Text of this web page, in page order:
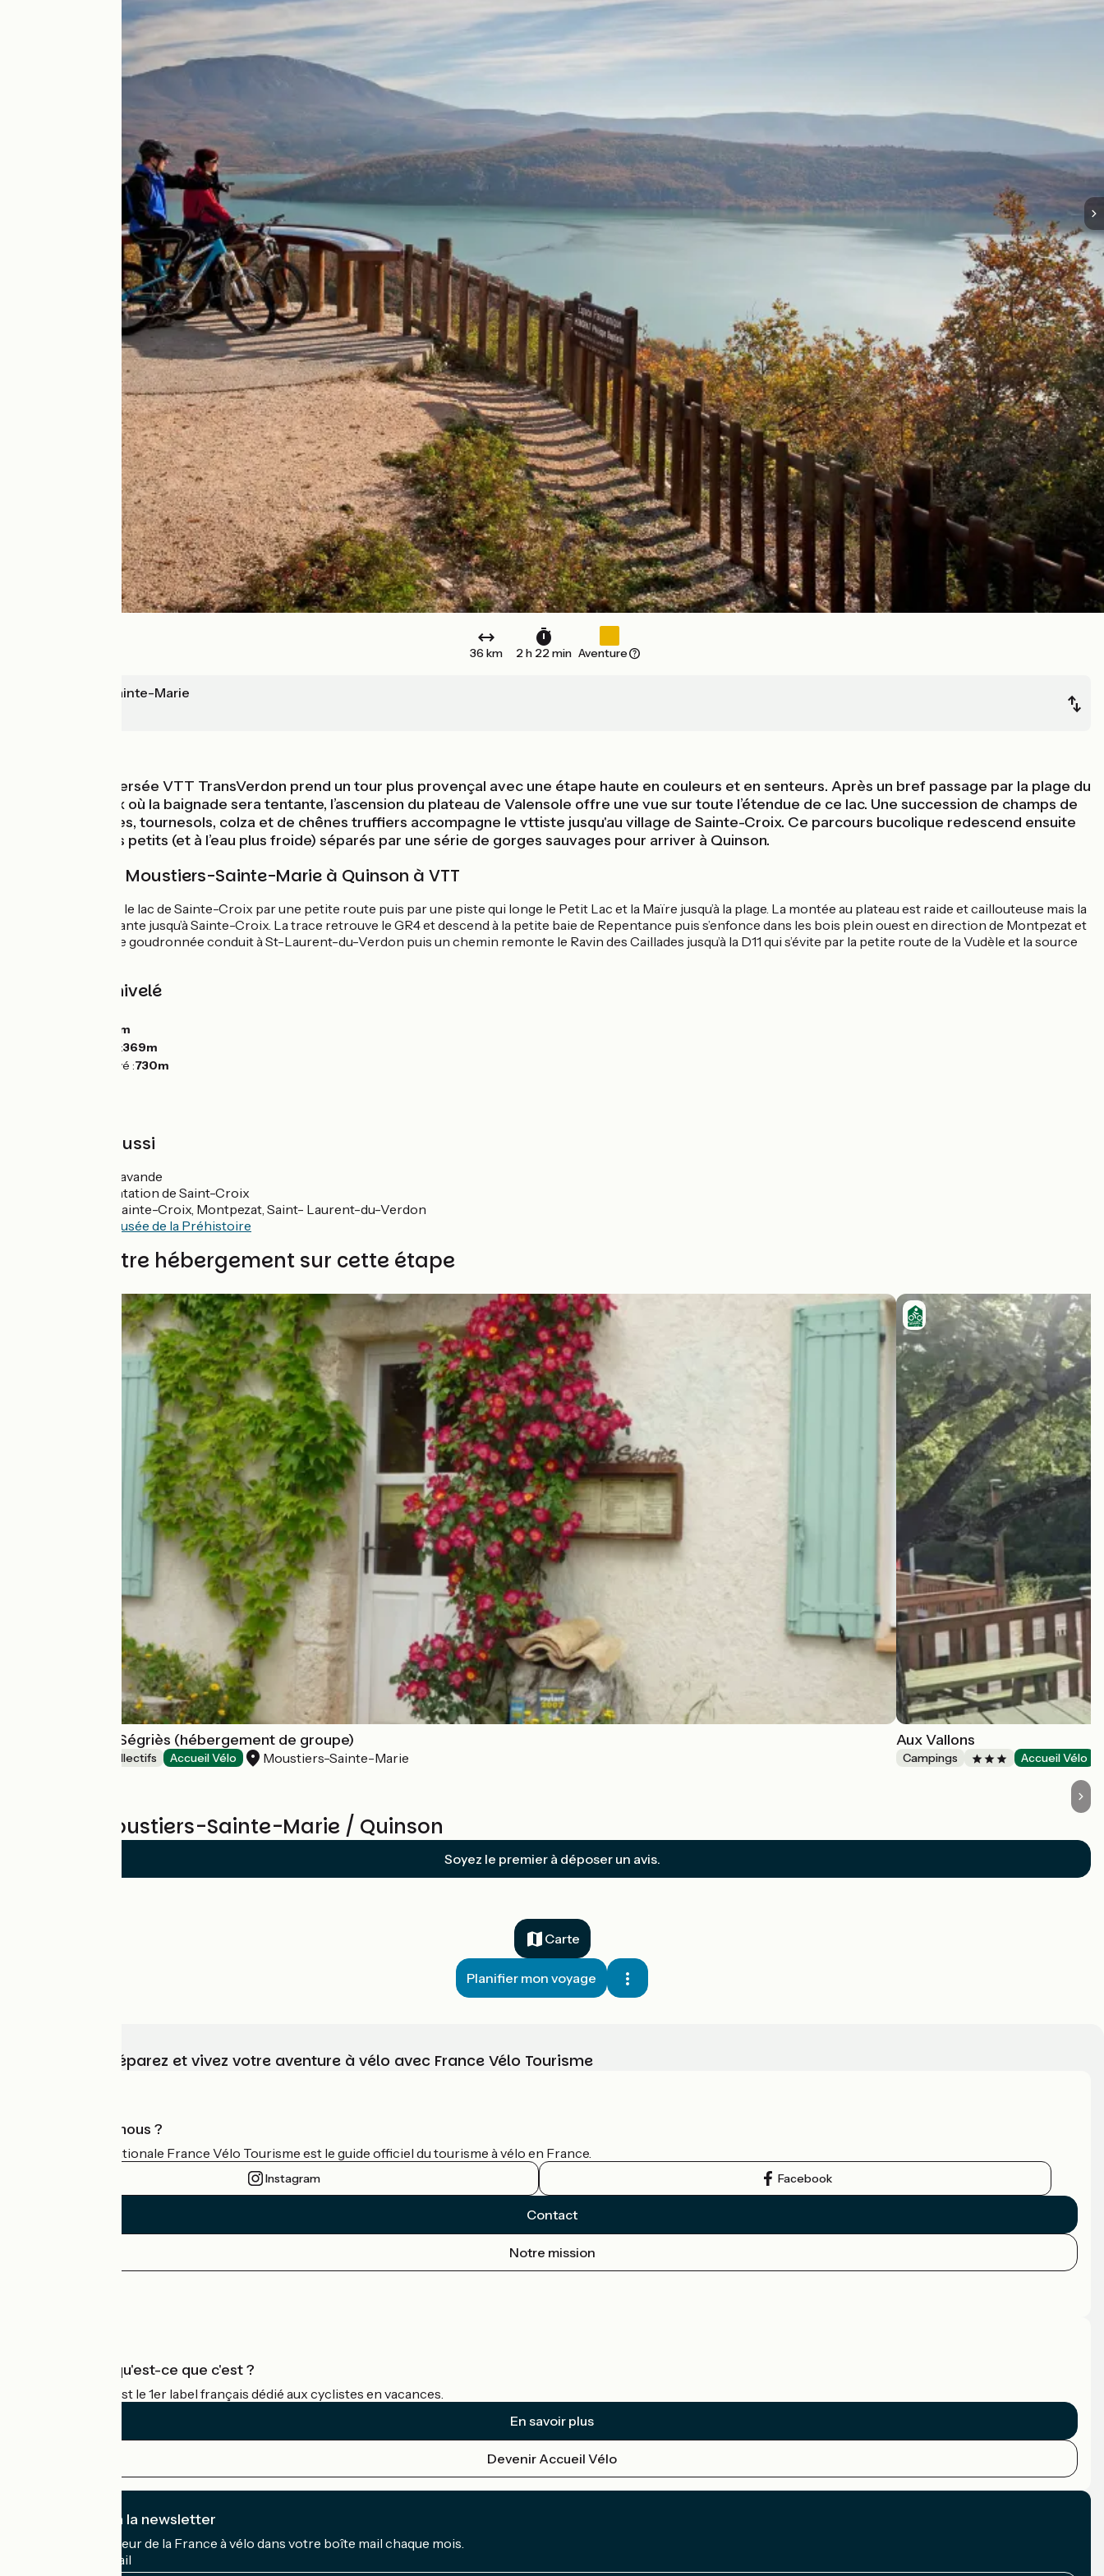
36 km 2 h 22 min Aventure
Moustiers-Sainte-Marie
La Grande Traversée VTT TransVerdon prend un tour plus provençal avec une étape haute en couleurs et en senteurs. Après un bref passage par la plage du
lac de Ste-Croix où la baignade sera tentante, l’ascension du plateau de Valensole offre une vue sur toute l’étendue de ce lac. Une succession de champs de
lavande, céréales, tournesols, colza et de chênes truffiers accompagne le vttiste jusqu'au village de Sainte-Croix. Ce parcours bucolique redescend ensuite
sur des lacs plus petits (et à l’eau plus froide) séparés par une série de gorges sauvages pour arriver à Quinson.
L'Itinéraire de Moustiers-Sainte-Marie à Quinson à VTT
L’itinéraire rejoint le lac de Sainte-Croix par une petite route puis par une piste qui longe le Petit Lac et la Maïre jusqu’à la plage. La montée au plateau est raide et caillouteuse mais la
suite est plus roulante jusqu’à Sainte-Croix. La trace retrouve le GR4 et descend à la petite baie de Repentance puis s’enfonce dans les bois plein ouest en direction de Montpezat et
ses lacs. Une route goudronnée conduit à St-Laurent-du-Verdon puis un chemin remonte le Ravin des Caillades jusqu’à la D11 qui s’évite par la petite route de la Vudèle et la source
Pentes et dénivelé
678m
Point le plus bas :369m
Point le plus élevé :730m
À découvrir aussi
Champs de lavande
Table d’orientation de Saint-Croix
Villages de Sainte-Croix, Montpezat, Saint- Laurent-du-Verdon
Musée de la Préhistoire
Trouvez votre hébergement sur cette étape
Ferme du Petit Ségriès (hébergement de groupe)
Hébergements collectifs Accueil Vélo Moustiers-Sainte-Marie
Aux Vallons
Campings Accueil Vélo
Avis sur Moustiers-Sainte-Marie / Quinson
Soyez le premier à déposer un avis.
Carte
Planifier mon voyage
Choisissez, préparez et vivez votre aventure à vélo avec France Vélo Tourisme
Qui sommes-nous ?
L'association nationale France Vélo Tourisme est le guide officiel du tourisme à vélo en France.
Instagram Facebook
Contact
Notre mission
Accueil Vélo qu'est-ce que c'est ?
Accueil Vélo c'est le 1er label français dédié aux cyclistes en vacances.
En savoir plus
Devenir Accueil Vélo
Je m'abonne à la newsletter
Recevez le meilleur de la France à vélo dans votre boîte mail chaque mois.
Mon adresse mail